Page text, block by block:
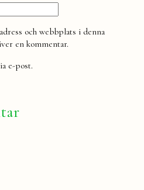
och webbplats i denna
en kommentar.
e-post.